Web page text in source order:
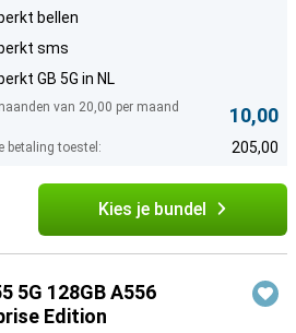
bellen
sms
GB 5G in NL
van 20,00 per maand
10,00
betaling toestel: 205,00
Kies je bundel
5G 128GB A556
Edition